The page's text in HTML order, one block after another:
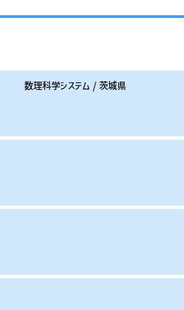
数理科学システム / 茨城県